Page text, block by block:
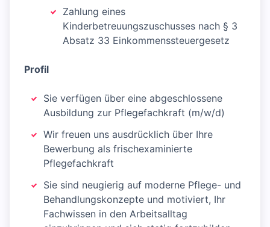
Zahlung eines
Kinderbetreuungszuschusses nach § 3
Absatz 33 Einkommenssteuergesetz
Profil
Sie verfügen über eine abgeschlossene
Ausbildung zur Pflegefachkraft (m/w/d)
Wir freuen uns ausdrücklich über Ihre
Bewerbung als frischexaminierte
Pflegefachkraft
Sie sind neugierig auf moderne Pflege- und
Behandlungskonzepte und motiviert, Ihr
Fachwissen in den Arbeitsalltag